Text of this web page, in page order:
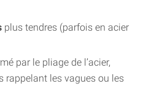
plus tendres (parfois en acier
par le pliage de l’acier,
rappelant les vagues ou les